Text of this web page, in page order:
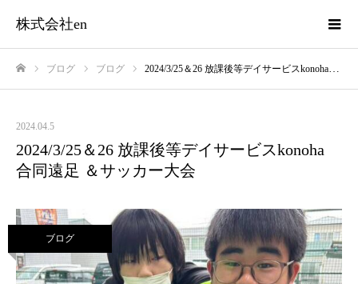
株式会社en
ブログ ブログ 2024/3/25＆26 放課後等デイサービスkonoha 合同遠足 ＆サッカー大会
2024.04.5
2024/3/25＆26 放課後等デイサービスkonoha
合同遠足 ＆サッカー大会
ブログ